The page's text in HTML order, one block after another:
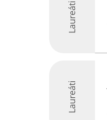
Laureáti
Laureáti